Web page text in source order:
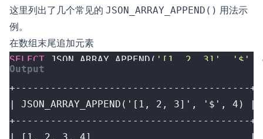
这里列出了几个常见的 JSON_ARRAY_APPEND() 用法示
例。
在数组末尾追加元素
SELECT
JSON_ARRAY_APPEND ( '[1, 2, 3]' '$'